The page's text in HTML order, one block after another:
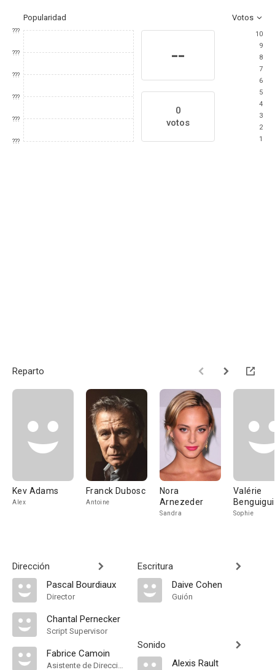
Popularidad Votos
???
???
???
???
???
???
--
0
votos
10
9
8
7
6
5
4
3
2
1
Reparto
Kev Adams
Alex
Franck Dubosc
Antoine
Nora
Arnezeder
Sandra
Valérie
Benguigui
Sophie
Dirección
Pascal Bourdiaux
Director
Chantal Pernecker
Script Supervisor
Fabrice Camoin
Asistente de Dirección
Escritura
Daive Cohen
Guión
Sonido
Alexis Rault